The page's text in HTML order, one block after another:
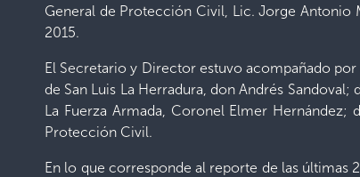
General de Protección Civil, Lic. Jorge Antonio
2015.
El Secretario y Director estuvo acompañado
de San Luis La Herradura, don Andrés
La Fuerza Armada, Coronel Elmer
Protección Civil.
En lo que corresponde al reporte de las últimas